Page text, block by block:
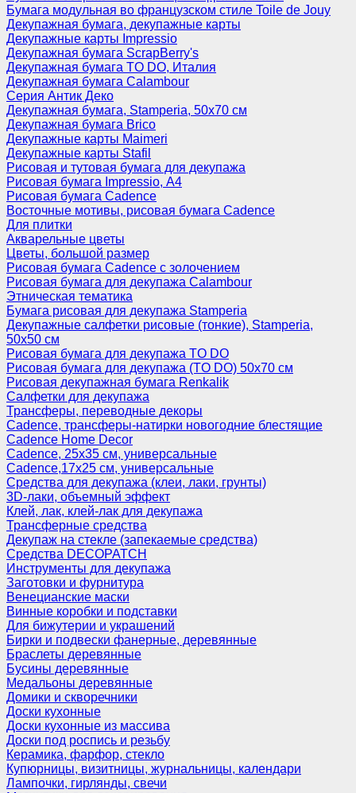
Бумага модульная во французском стиле Toile de Jouy
Декупажная бумага, декупажные карты
Декупажные карты Impressio
Декупажная бумага ScrapBerry's
Декупажная бумага TO DO, Италия
Декупажная бумага Calambour
Серия Антик Деко
Декупажная бумага, Stamperia, 50х70 см
Декупажная бумага Brico
Декупажные карты Maimeri
Декупажные карты Stafil
Рисовая и тутовая бумага для декупажа
Рисовая бумага Impressio, А4
Рисовая бумага Cadence
Восточные мотивы, рисовая бумага Cadence
Для плитки
Акварельные цветы
Цветы, большой размер
Рисовая бумага Cadence c золочением
Рисовая бумага для декупажа Calambour
Этническая тематика
Бумага рисовая для декупажа Stamperia
Декупажные салфетки рисовые (тонкие), Stamperia,
50х50 см
Рисовая бумага для декупажа TO DO
Рисовая бумага для декупажа (TO DO) 50х70 см
Рисовая декупажная бумага Renkalik
Салфетки для декупажа
Трансферы, переводные декоры
Cadence, трансферы-натирки новогодние блестящие
Cadence Home Decor
Cadence, 25х35 см, универсальные
Cadence,17х25 см, универсальные
Средства для декупажа (клеи, лаки, грунты)
3D-лаки, объемный эффект
Клей, лак, клей-лак для декупажа
Трансферные средства
Декупаж на стекле (запекаемые средства)
Средства DECOPATCH
Инструменты для декупажа
Заготовки и фурнитура
Венецианские маски
Винные коробки и подставки
Для бижутерии и украшений
Бирки и подвески фанерные, деревянные
Браслеты деревянные
Бусины деревянные
Медальоны деревянные
Домики и скворечники
Доски кухонные
Доски кухонные из массива
Доски под роспись и резьбу
Керамика, фарфор, стекло
Купюрницы, визитницы, журнальницы, календари
Лампочки, гирлянды, свечи